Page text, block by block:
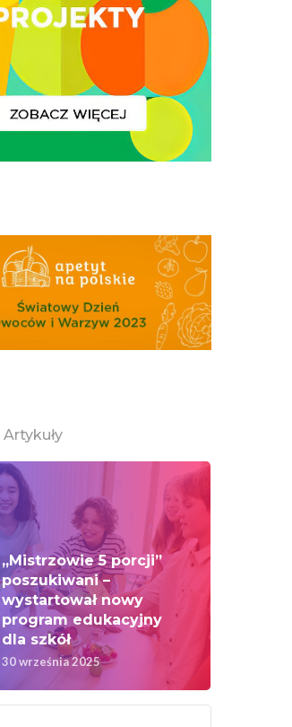
„Mistrzowie 5 porcji”
poszukiwani –
wystartował nowy
program edukacyjny
dla szkół
30 września 2025